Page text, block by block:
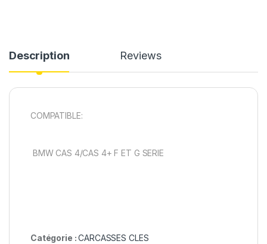
Description Reviews
COMPATIBLE:
BMW CAS 4/CAS 4+ F ET G SERIE
Catégorie :CARCASSES CLES